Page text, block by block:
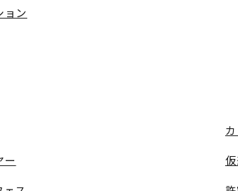
ョン
ー